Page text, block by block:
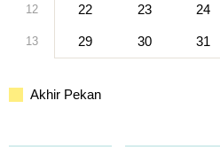
12 22 23 24
13 29 30 31
Akhir Pekan